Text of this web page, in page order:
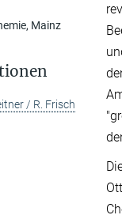
Mainz
/ R. Frisch